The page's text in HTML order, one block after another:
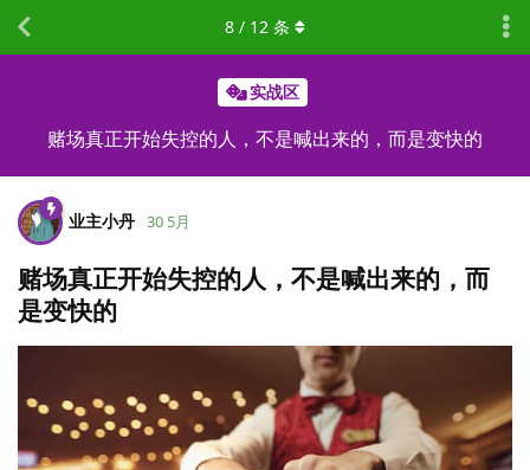
实战区
赌场真正开始失控的人，不是喊出来的，而是变快的
8 / 12 条
业主小丹 30 5月
赌场真正开始失控的人，不是喊出来的，而
是变快的